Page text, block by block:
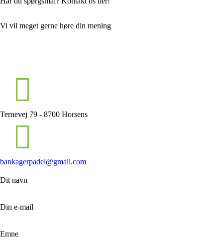
Vi vil meget gerne høre din mening
Ternevej 79 - 8700 Horsens
bankagerpadel@gmail.com
Dit navn
Din e-mail
Emne